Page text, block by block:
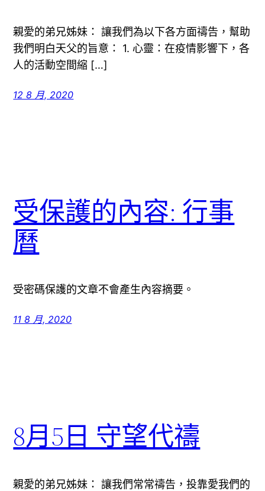
親愛的弟兄姊妹： 讓我們為以下各方面禱告，幫助
我們明白天父的旨意： 1. 心靈：在疫情影響下，各
人的活動空間縮 […]
12 8 月, 2020
受保護的內容: 行事
曆
受密碼保護的文章不會產生內容摘要。
11 8 月, 2020
8月5日 守望代禱
親愛的弟兄姊妹： 讓我們常常禱告，投靠愛我們的